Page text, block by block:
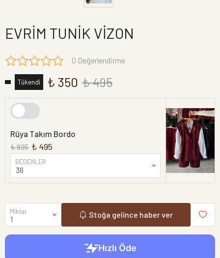
EVRİM TUNİK VİZON
0 Değerlendirme
Tükendi ₺ 350 ₺ 495
Rüya Takım Bordo
₺ 895 ₺ 495
BEDENLER
Miktar Stoğa gelince haber ver